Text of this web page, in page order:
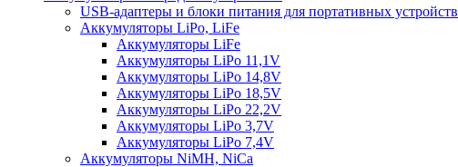
USB-адаптеры и блоки питания для портативных устройств
Аккумуляторы LiPo, LiFe
Аккумуляторы LiFe
Аккумуляторы LiPo 11,1V
Аккумуляторы LiPo 14,8V
Аккумуляторы LiPo 18,5V
Аккумуляторы LiPo 22,2V
Аккумуляторы LiPo 3,7V
Аккумуляторы LiPo 7,4V
Аккумуляторы NiMH, NiCa